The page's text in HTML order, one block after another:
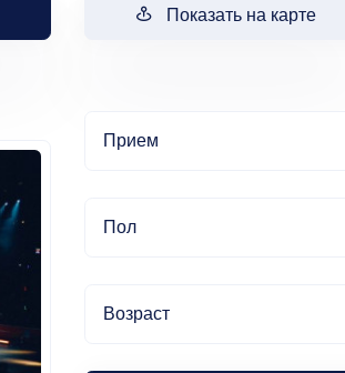
Показать на карте
Прием
Пол
Возраст